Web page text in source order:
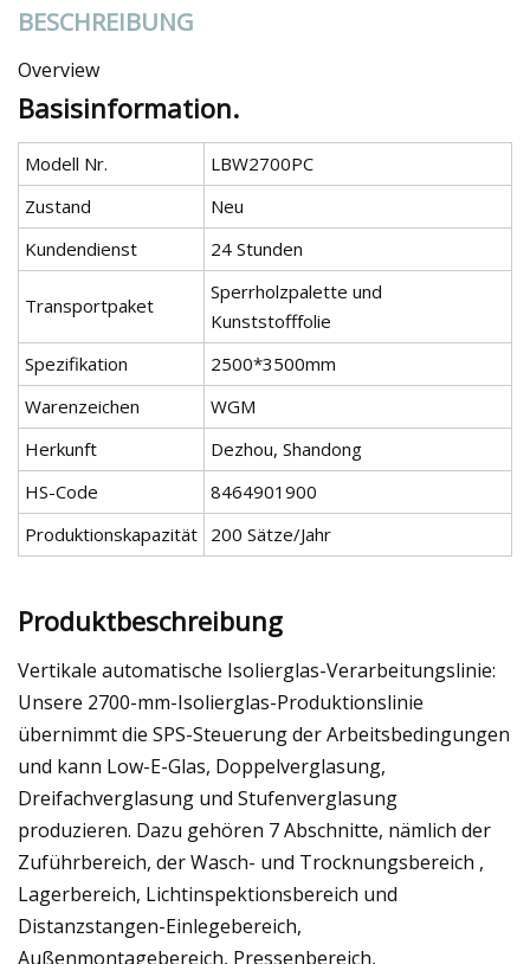
BESCHREIBUNG
Overview
Basisinformation.
Modell Nr.
LBW2700PC
Zustand
Neu
Kundendienst
24 Stunden
Transportpaket
Sperrholzpalette und
Kunststofffolie
Spezifikation
2500*3500mm
Warenzeichen
WGM
Herkunft
Dezhou, Shandong
HS-Code
8464901900
Produktionskapazität 200 Sätze/Jahr
Produktbeschreibung
Vertikale automatische Isolierglas-Verarbeitungslinie:
Unsere 2700-mm-Isolierglas-Produktionslinie
übernimmt die SPS-Steuerung der Arbeitsbedingungen
und kann Low-E-Glas, Doppelverglasung,
Dreifachverglasung und Stufenverglasung
produzieren. Dazu gehören 7 Abschnitte, nämlich der
Zuführbereich, der Wasch- und Trocknungsbereich ,
Lagerbereich, Lichtinspektionsbereich und
Distanzstangen-Einlegebereich,
Außenmontagebereich, Pressenbereich,